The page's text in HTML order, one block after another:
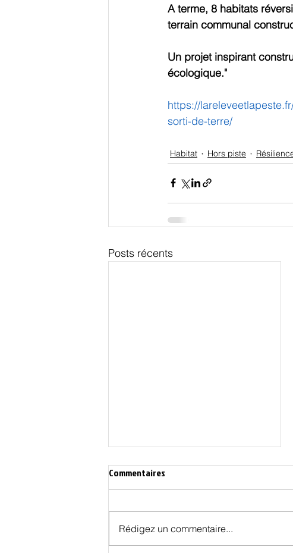
A terme, 8 habitats
terrain communal
Un projet inspirant
écologique."
https://
sorti-de-terre/
Habitat Hors piste
Posts récents
Commentaires
Rédigez un commentaire...